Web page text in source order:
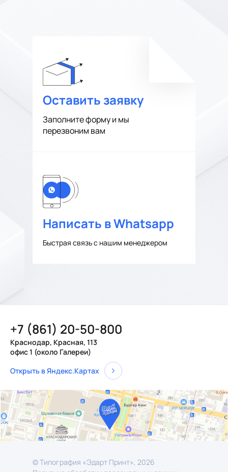
Оставить заявку
Заполните форму и мы
перезвоним вам
Написать в Whatsapp
Быстрая связь с нашим менеджером
+7 (861) 20-50-800
Краснодар, Красная, 113
офис 1 (около Галереи)
Открыть в Яндекс.Картах
© Типография «Эдарт Принт», 2026